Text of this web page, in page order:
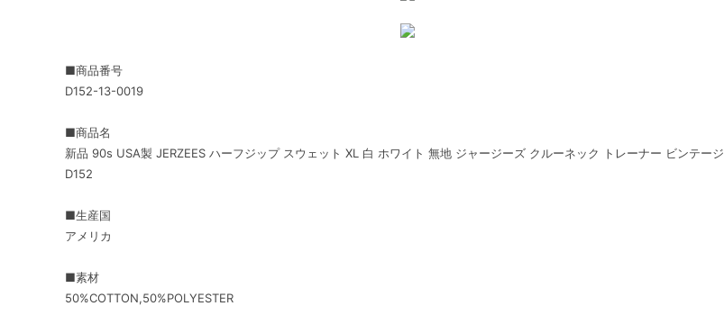
■商品番号
D152-13-0019
■商品名
新品 90s USA製 JERZEES ハーフジップ スウェット XL 白 ホワイト 無地 ジャージーズ クルーネック トレーナー ビンテージ
D152
■生産国
アメリカ
■素材
50%COTTON,50%POLYESTER